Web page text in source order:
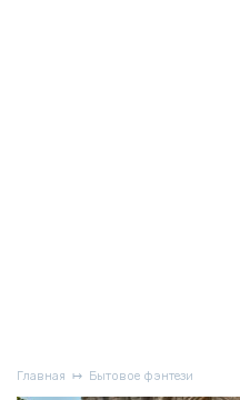
Главная Бытовое фэнтези